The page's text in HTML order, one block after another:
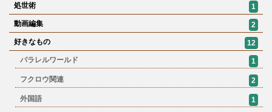
処世術
1
動画編集
2
好きなもの
12
パラレルワールド
1
フクロウ関連 2
外国語 1